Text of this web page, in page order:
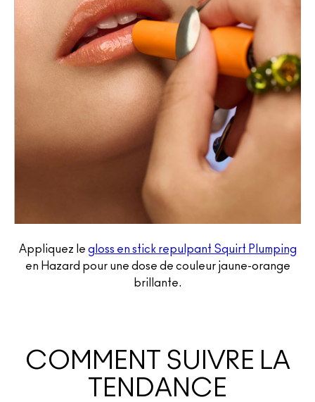
Appliquez le gloss en stick repulpant Squirt Plumping
en Hazard pour une dose de couleur jaune-orange
brillante.
COMMENT SUIVRE LA
TENDANCE